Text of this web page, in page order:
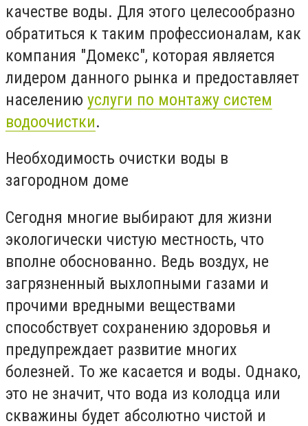
качестве воды. Для этого целесообразно
обратиться к таким профессионалам, как
компания "Домекс", которая является
лидером данного рынка и предоставляет
населению услуги по монтажу систем
водоочистки.
Необходимость очистки воды в
загородном доме
Сегодня многие выбирают для жизни
экологически чистую местность, что
вполне обоснованно. Ведь воздух, не
загрязненный выхлопными газами и
прочими вредными веществами
способствует сохранению здоровья и
предупреждает развитие многих
болезней. То же касается и воды. Однако,
это не значит, что вода из колодца или
скважины будет абсолютно чистой и